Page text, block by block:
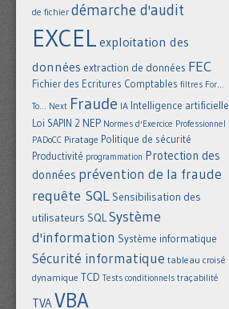
de fichier démarche d'audit
EXCEL exploitation des
données extraction de données FEC
Fichier des Ecritures Comptables filtres For...
To... Next Fraude IA Intelligence artificielle
Loi SAPIN 2 NEP Normes d'Exercice Professionnel
PADoCC Piratage Politique de sécurité
Productivité programmation Protection des
données prévention de la fraude
requête SQL Sensibilisation des
utilisateurs SQLSystème
d'information Système informatique
Sécurité informatique tableau croisé
dynamique TCD Tests conditionnels traçabilité
TVAVBA